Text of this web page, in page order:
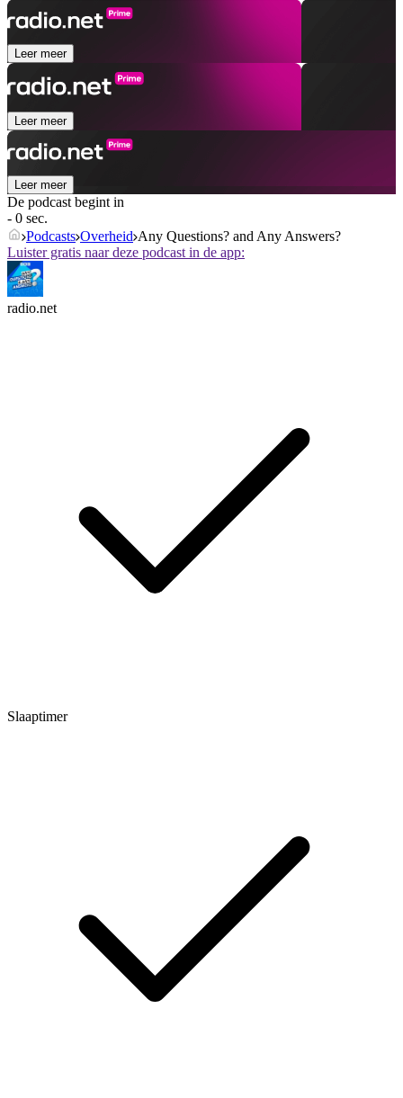
Leer meer
Leer meer
Leer meer
De podcast begint in
- 0 sec.
Podcasts Overheid Any Questions? and Any Answers?
Luister gratis naar deze podcast in de app:
radio.net
Slaaptimer